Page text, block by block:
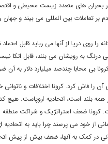
های متعدد زیست محیطی و
تعاملات بین المللی می بیند و
را روی دریا از آنها می رباید قابل
درنگ به رویشان می بنند، قابل اتکا
محابا چندصد میلیارد دلار به آن
آن را فاش کرد. کرونا اختلافات و
بلند است، اتحادیه اروپاست. هیچ
کرونا ضعف استراتژیک و شراکت منطقه
از خود می پرسند چرا باید به
در کمک به آنها، ضعف بیش از پیش